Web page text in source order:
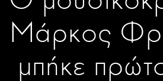
Μάρκος
μπήκε